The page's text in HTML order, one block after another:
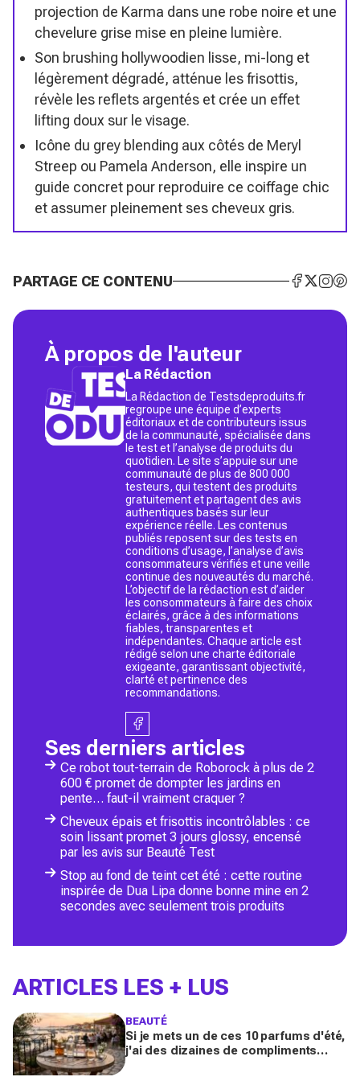
projection de Karma dans une robe noire et une
chevelure grise mise en pleine lumière.
Son brushing hollywoodien lisse, mi-long et
légèrement dégradé, atténue les frisottis,
révèle les reflets argentés et crée un effet
lifting doux sur le visage.
Icône du grey blending aux côtés de Meryl
Streep ou Pamela Anderson, elle inspire un
guide concret pour reproduire ce coiffage chic
et assumer pleinement ses cheveux gris.
PARTAGE CE CONTENU
À propos de l'auteur
La Rédaction
La Rédaction de Testsdeproduits.fr
regroupe une équipe d’experts
éditoriaux et de contributeurs issus
de la communauté, spécialisée dans
le test et l’analyse de produits du
quotidien. Le site s’appuie sur une
communauté de plus de 800 000
testeurs, qui testent des produits
gratuitement et partagent des avis
authentiques basés sur leur
expérience réelle. Les contenus
publiés reposent sur des tests en
conditions d’usage, l’analyse d’avis
consommateurs vérifiés et une veille
continue des nouveautés du marché.
L’objectif de la rédaction est d’aider
les consommateurs à faire des choix
éclairés, grâce à des informations
fiables, transparentes et
indépendantes. Chaque article est
rédigé selon une charte éditoriale
exigeante, garantissant objectivité,
clarté et pertinence des
recommandations.
Ses derniers articles
Ce robot tout-terrain de Roborock à plus de 2
600 € promet de dompter les jardins en
pente… faut-il vraiment craquer ?
Cheveux épais et frisottis incontrôlables : ce
soin lissant promet 3 jours glossy, encensé
par les avis sur Beauté Test
Stop au fond de teint cet été : cette routine
inspirée de Dua Lipa donne bonne mine en 2
secondes avec seulement trois produits
ARTICLES LES + LUS
BEAUTÉ
Si je mets un de ces 10 parfums d'été,
j'ai des dizaines de compliments